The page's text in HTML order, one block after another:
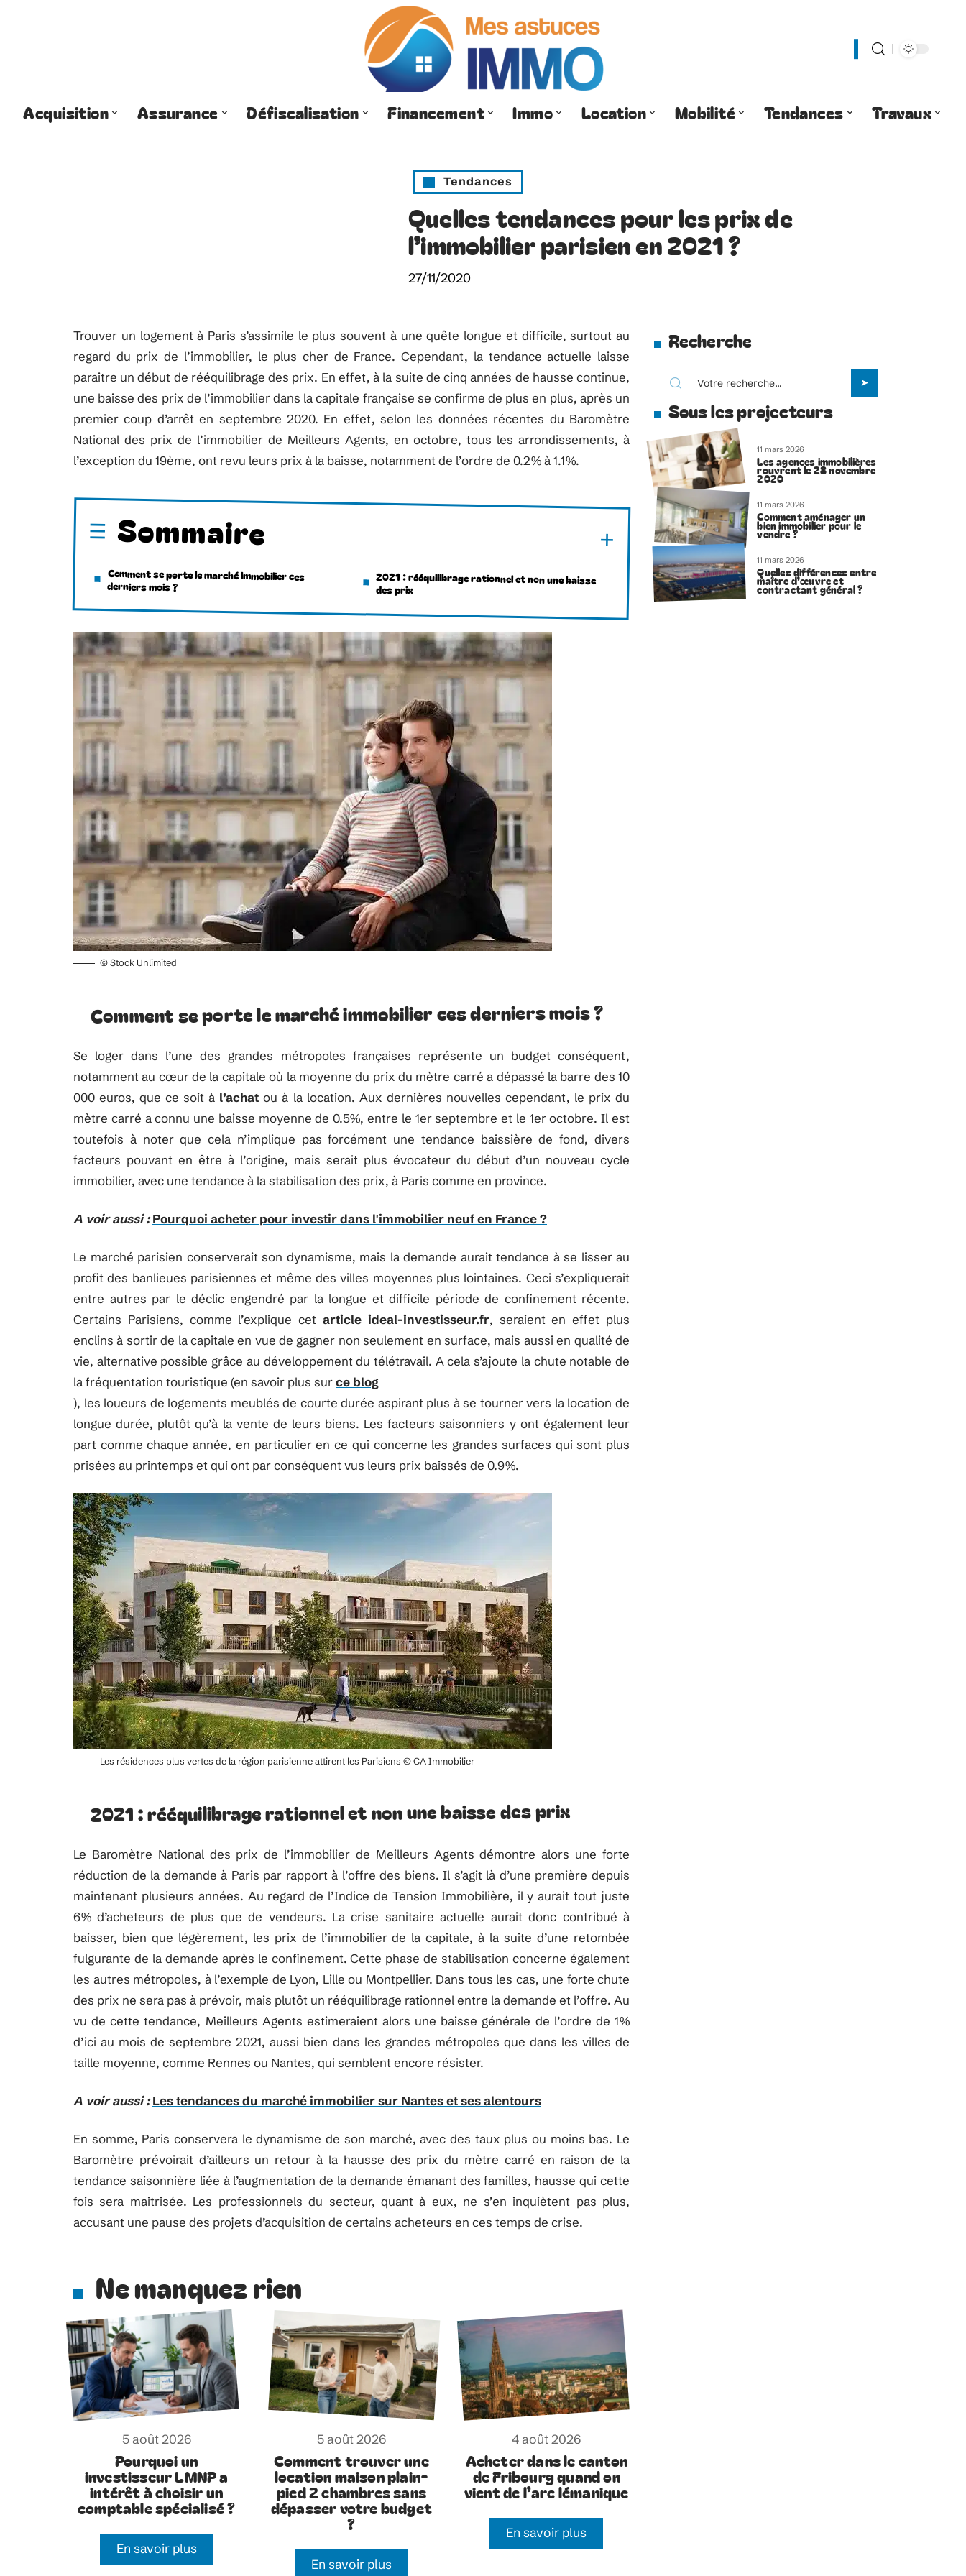
Acquisition Assurance Défiscalisation Financement Immo Location Mobilité Tendances Travaux
Tendances
Quelles tendances pour les prix de
l’immobilier parisien en 2021 ?
27/11/2020
Trouver un logement à Paris s’assimile le plus souvent à une quête longue et difficile, surtout au
regard du prix de l’immobilier, le plus cher de France. Cependant, la tendance actuelle laisse
paraitre un début de rééquilibrage des prix. En effet, à la suite de cinq années de hausse continue,
une baisse des prix de l’immobilier dans la capitale française se confirme de plus en plus, après un
premier coup d’arrêt en septembre 2020. En effet, selon les données récentes du Baromètre
National des prix de l’immobilier de Meilleurs Agents, en octobre, tous les arrondissements, à
l’exception du 19ème, ont revu leurs prix à la baisse, notamment de l’ordre de 0.2% à 1.1%.
Sommaire
Comment se porte le marché immobilier ces
derniers mois ? 2021 : rééquilibrage rationnel et non une baisse
des prix
© Stock Unlimited
Comment se porte le marché immobilier ces derniers mois ?
Se loger dans l’une des grandes métropoles françaises représente un budget conséquent,
notamment au cœur de la capitale où la moyenne du prix du mètre carré a dépassé la barre des 10
000 euros, que ce soit à l’achat ou à la location. Aux dernières nouvelles cependant, le prix du
mètre carré a connu une baisse moyenne de 0.5%, entre le 1er septembre et le 1er octobre. Il est
toutefois à noter que cela n’implique pas forcément une tendance baissière de fond, divers
facteurs pouvant en être à l’origine, mais serait plus évocateur du début d’un nouveau cycle
immobilier, avec une tendance à la stabilisation des prix, à Paris comme en province.
A voir aussi : Pourquoi acheter pour investir dans l'immobilier neuf en France ?
Le marché parisien conserverait son dynamisme, mais la demande aurait tendance à se lisser au
profit des banlieues parisiennes et même des villes moyennes plus lointaines. Ceci s’expliquerait
entre autres par le déclic engendré par la longue et difficile période de confinement récente.
Certains Parisiens, comme l’explique cet article ideal-investisseur.fr, seraient en effet plus
enclins à sortir de la capitale en vue de gagner non seulement en surface, mais aussi en qualité de
vie, alternative possible grâce au développement du télétravail. A cela s’ajoute la chute notable de
la fréquentation touristique (en savoir plus surce blog
), les loueurs de logements meublés de courte durée aspirant plus à se tourner vers la location de
longue durée, plutôt qu’à la vente de leurs biens. Les facteurs saisonniers y ont également leur
part comme chaque année, en particulier en ce qui concerne les grandes surfaces qui sont plus
prisées au printemps et qui ont par conséquent vus leurs prix baissés de 0.9%.
Les résidences plus vertes de la région parisienne attirent les Parisiens © CA Immobilier
2021 : rééquilibrage rationnel et non une baisse des prix
Le Baromètre National des prix de l’immobilier de Meilleurs Agents démontre alors une forte
réduction de la demande à Paris par rapport à l’offre des biens. Il s’agit là d’une première depuis
maintenant plusieurs années. Au regard de l’Indice de Tension Immobilière, il y aurait tout juste
6% d’acheteurs de plus que de vendeurs. La crise sanitaire actuelle aurait donc contribué à
baisser, bien que légèrement, les prix de l’immobilier de la capitale, à la suite d’une retombée
fulgurante de la demande après le confinement. Cette phase de stabilisation concerne également
les autres métropoles, à l’exemple de Lyon, Lille ou Montpellier. Dans tous les cas, une forte chute
des prix ne sera pas à prévoir, mais plutôt un rééquilibrage rationnel entre la demande et l’offre. Au
vu de cette tendance, Meilleurs Agents estimeraient alors une baisse générale de l’ordre de 1%
d’ici au mois de septembre 2021, aussi bien dans les grandes métropoles que dans les villes de
taille moyenne, comme Rennes ou Nantes, qui semblent encore résister.
A voir aussi : Les tendances du marché immobilier sur Nantes et ses alentours
En somme, Paris conservera le dynamisme de son marché, avec des taux plus ou moins bas. Le
Baromètre prévoirait d’ailleurs un retour à la hausse des prix du mètre carré en raison de la
tendance saisonnière liée à l’augmentation de la demande émanant des familles, hausse qui cette
fois sera maitrisée. Les professionnels du secteur, quant à eux, ne s’en inquiètent pas plus,
accusant une pause des projets d’acquisition de certains acheteurs en ces temps de crise.
Ne manquez rien
5 août 2026
Pourquoi un
investisseur LMNP a
intérêt à choisir un
comptable spécialisé ?
En savoir plus
5 août 2026
Comment trouver une
location maison plain-
pied 2 chambres sans
dépasser votre budget
?
En savoir plus
4 août 2026
Acheter dans le canton
de Fribourg quand on
vient de l’arc lémanique
En savoir plus
Recherche
Sous les projecteurs
11 mars 2026
Les agences immobilières
rouvrent le 28 novembre
2020
11 mars 2026
Comment aménager un
bien immobilier pour le
vendre ?
11 mars 2026
Quelles différences entre
maître d’œuvre et
contractant général ?